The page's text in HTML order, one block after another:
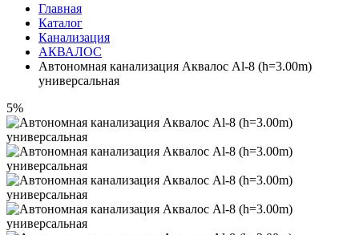
Главная
Каталог
Канализация
АКВАЛОС
Автономная канализация Аквалос Al-8 (h=3.00m)
универсальная
5%